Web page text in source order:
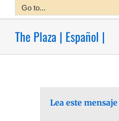
Go to...
The Plaza | Español |
Lea este